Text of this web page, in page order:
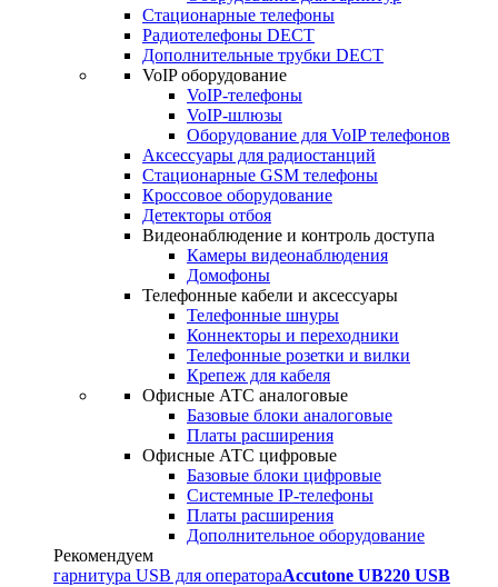
Стационарные телефоны
Радиотелефоны DECT
Дополнительные трубки DECT
VoIP оборудование
VoIP-телефоны
VoIP-шлюзы
Оборудование для VoIP телефонов
Аксессуары для радиостанций
Стационарные GSM телефоны
Кроссовое оборудование
Детекторы отбоя
Видеонаблюдение и контроль доступа
Камеры видеонаблюдения
Домофоны
Телефонные кабели и аксессуары
Телефонные шнуры
Коннекторы и переходники
Телефонные розетки и вилки
Крепеж для кабеля
Офисные АТС аналоговые
Базовые блоки аналоговые
Платы расширения
Офисные АТС цифровые
Базовые блоки цифровые
Системные IP-телефоны
Платы расширения
Дополнительное оборудование
Рекомендуем
гарнитура USB для оператораAccutone UB220 USB